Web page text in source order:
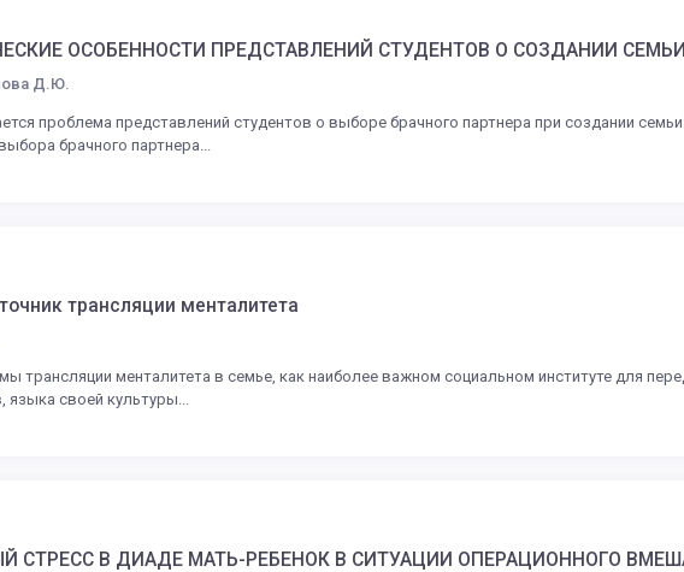
ОСОБЕННОСТИ ПРЕДСТАВЛЕНИЙ СТУДЕНТОВ О СОЗДАНИИ СЕМЬИ
Д.Ю.
проблема представлений студентов о выборе брачного партнера при создании
брачного партнера...
трансляции менталитета
трансляции менталитета в семье, как наиболее важном социальном институте для
своей культуры...
СТРЕСС В ДИАДЕ МАТЬ-РЕБЕНОК В СИТУАЦИИ ОПЕРАЦИОННОГО